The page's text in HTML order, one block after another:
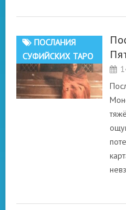
ПОСЛАНИЯ
СУФИЙСКИХ ТАРО